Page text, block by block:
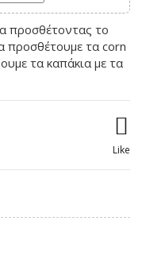
προσθέτοντας το
προσθέτουμε τα corn
τα καπάκια με τα
Like